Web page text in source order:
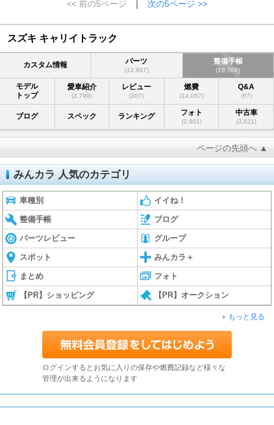
<< 前の5ページ ｜ 次の5ページ >>
スズキ キャリイトラック
カスタム情報 パーツ
(12,967)
整備手帳
(10,768)
モデル
トップ
愛車紹介
(3,799)
レビュー
(307)
燃費
(14,067)
Q&A
(67)
ブログ スペック ランキング フォト
(2,901)
中古車
(3,921)
ページの先頭へ ▲
みんカラ 人気のカテゴリ
車種別 イイね！
整備手帳 ブログ
パーツレビュー グループ
スポット みんカラ＋
まとめ フォト
【PR】ショッピング 【PR】オークション
もっと見る
ログインするとお気に入りの保存や燃費記録など様々な
管理が出来るようになります